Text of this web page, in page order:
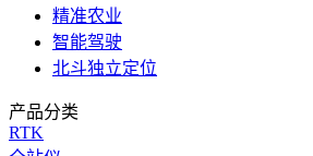
精准农业
智能驾驶
北斗独立定位
产品分类
RTK